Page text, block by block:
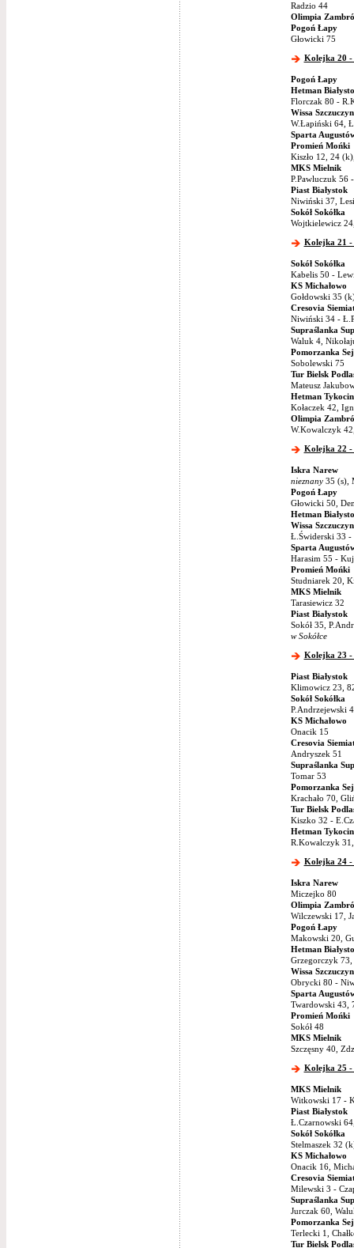
Radzio 44
Olimpia
Pogoń Łapy
Głowicki 75
Kolejka 20 -
Pogoń Łapy
Hetman
Florczak 80 -
Wissa Szczuczyn
W.Łapiński 64,
Sparta
Promień Mońki
Kiszło 12, 24
MKS Mielnik
P.Pawluczuk 56
Piast Białystok
Niwiński 37,
Sokół Sokółka
Wojtkielewicz
Kolejka 21 -
Sokół Sokółka
Kabelis 50 -
KS Michałowo
Gołdowski 35
Cresovia
Niwiński 34 -
Supraślanka
Waluk 4,
Pomorzanka
Sobolewski 75
Tur Bielsk
Mateusz
Hetman Tykocin
Kołaczek 42,
Olimpia
W.Kowalczyk
Kolejka 22 -
Iskra Narew
nieznany35 (s),
Pogoń Łapy
Głowicki 50,
Hetman
Wissa Szczuczyn
Ł.Świderski 33
Sparta
Harasim 55 -
Promień Mońki
Studniarek 20,
MKS Mielnik
Tarasiewicz 32
Piast Białystok
Sokół 35,
w Sokółce
Kolejka 23 -
Piast Białystok
Klimowicz 23,
Sokół Sokółka
P.Andrzejewski
KS Michałowo
Onacik 15
Cresovia
Andryszek 51
Supraślanka
Tomar 53
Pomorzanka
Krachało 70,
Tur Bielsk
Kiszko 32 -
Hetman Tykocin
R.Kowalczyk
Kolejka 24 -
Iskra Narew
Miczejko 80
Olimpia
Wilczewski 17,
Pogoń Łapy
Makowski 20,
Hetman
Grzegorczyk
Wissa Szczuczyn
Obrycki 80 -
Sparta
Twardowski 43,
Promień Mońki
Sokół 48
MKS Mielnik
Szczęsny 40,
Kolejka 25 -
MKS Mielnik
Witkowski 17 -
Piast Białystok
Ł.Czarnowski
Sokół Sokółka
Stelmaszek 32
KS Michałowo
Onacik 16,
Cresovia
Milewski 3 -
Supraślanka
Jurczak 60,
Pomorzanka
Terlecki 1,
Tur Bielsk